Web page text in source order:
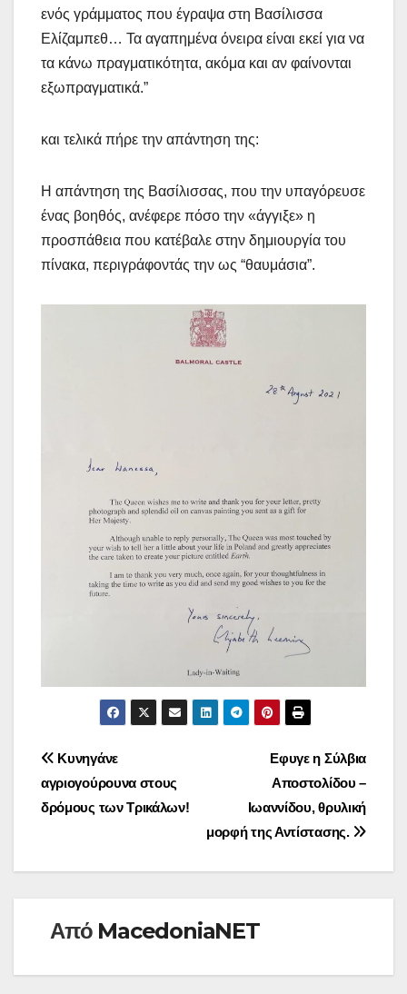
ενός γράμματος που έγραψα στη Βασίλισσα
Ελίζαμπεθ… Τα αγαπημένα όνειρα είναι εκεί για να
τα κάνω πραγματικότητα, ακόμα και αν φαίνονται
εξωπραγματικά.”
και τελικά πήρε την απάντηση της:
Η απάντηση της Βασίλισσας, που την υπαγόρευσε
ένας βοηθός, ανέφερε πόσο την «άγγιξε» η
προσπάθεια που κατέβαλε στην δημιουργία του
πίνακα, περιγράφοντάς την ως “θαυμάσια”.
Πλοήγηση
άρθρων
Εφυγε η Σύλβια
Αποστολίδου –
Ιωαννίδου, θρυλική
μορφή της Αντίστασης.
Κυνηγάνε
αγριογούρουνα στους
δρόμους των Τρικάλων!
Από MacedoniaNET